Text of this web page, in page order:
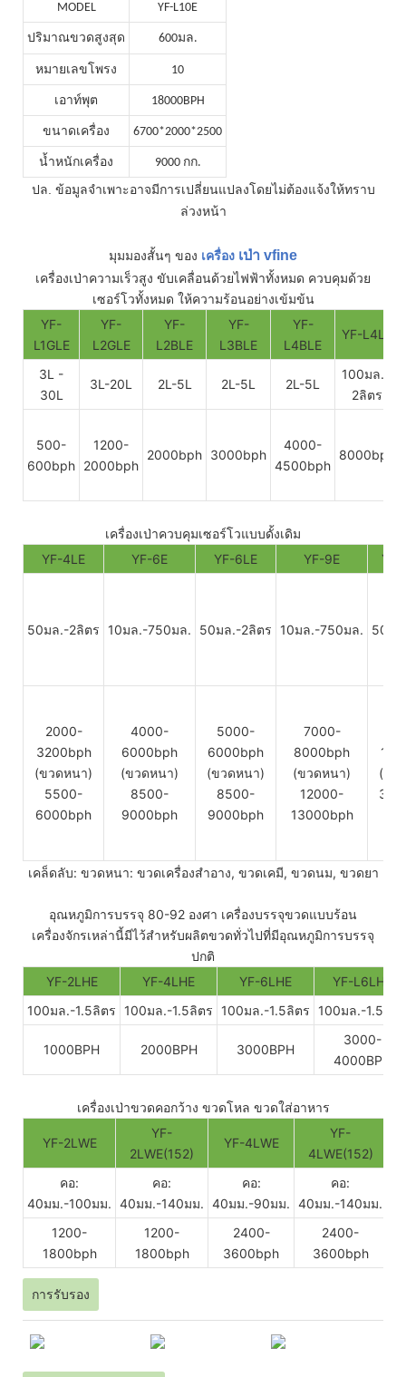
MODEL YF-L10E
ปริมาณขวดสูงสุด 600มล.
หมายเลขโพรง 10
เอาท์พุต 18000BPH
ขนาดเครื่อง 6700*2000*2500
น้ำหนักเครื่อง 9000 กก.
ปล. ข้อมูลจำเพาะอาจมีการเปลี่ยนแปลงโดยไม่ต้องแจ้งให้ทราบ
ล่วงหน้า
มุมมองสั้นๆ ของ เครื่อง เป่า vfine
เครื่องเป่าความเร็วสูง ขับเคลื่อนด้วยไฟฟ้าทั้งหมด ควบคุมด้วย
เซอร์โวทั้งหมด ให้ความร้อนอย่างเข้มข้น
YF-
L1GLE
YF-
L2GLE
YF-
L2BLE
YF-
L3BLE
YF-
L4BLE
YF-L4LE
3L -
30L
3L-20L 2L-5L 2L-5L 2L-5L
100มล. -
2ลิตร
500-
600bph
1200-
2000bph
2000bph 3000bph
4000-
4500bph
8000bph
เครื่องเป่าควบคุมเซอร์โวแบบดั้งเดิม
YF-4LE
YF-6E YF-6LE YF-9E YF-
50มล.-2ลิตร 10มล.-750มล. 50มล.-2ลิตร 10มล.-750มล. 50ม
2000-
3200bph
(ขวดหนา)
5500-
6000bph
4000-
6000bph
(ขวดหนา)
8500-
9000bph
5000-
6000bph
(ขวดหนา)
8500-
9000bph
7000-
8000bph
(ขวดหนา)
12000-
13000bph
(ขว
เคล็ดลับ: ขวดหนา: ขวดเครื่องสำอาง, ขวดเคมี, ขวดนม, ขวดยา
อุณหภูมิการบรรจุ 80-92 องศา เครื่องบรรจุขวดแบบร้อน
เครื่องจักรเหล่านี้มีไว้สำหรับผลิตขวดทั่วไปที่มีอุณหภูมิการบรรจุ
ปกติ
YF-2LHE
YF-4LHE YF-6LHE
YF-L6LHE
100มล.-1.5ลิตร
100มล.-1.5ลิตร 100มล.-1.5ลิตร 100มล.-1.5ลิตร
1000BPH 2000BPH 3000BPH
3000-
4000BPH
เครื่องเป่าขวดคอกว้าง ขวดโหล ขวดใส่อาหาร
YF-2LWE
YF-
2LWE(152)
YF-4LWE
YF-
4LWE(152)
คอ:
40มม.-100มม.
คอ:
40มม.-140มม.
คอ:
40มม.-90มม.
คอ:
40มม.-140มม.
1200-
1800bph
1200-
1800bph
2400-
3600bph
2400-
3600bph
การรับรอง